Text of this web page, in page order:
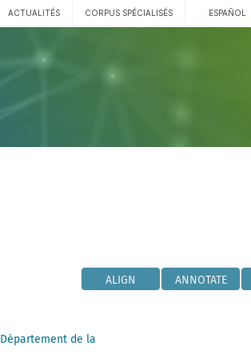
ACTUALITÉS CORPUS SPÉCIALISÉS ESPAÑOL
ALIGN ANNOTATE
Département de la